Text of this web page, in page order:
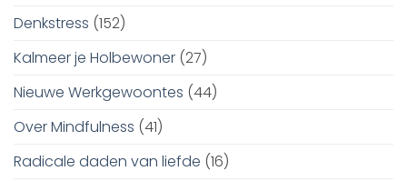
Denkstress (152)
Kalmeer je Holbewoner (27)
Nieuwe Werkgewoontes (44)
Over Mindfulness (41)
Radicale daden van liefde (16)